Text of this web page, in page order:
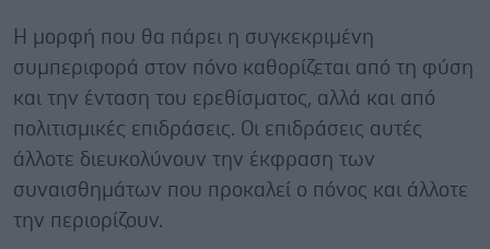
Η μορφή που θα πάρει η συγκεκριμένη
συμπεριφορά στον πόνο καθορίζεται από τη φύση
και την ένταση του ερεθίσματος, αλλά και από
πολιτισμικές επιδράσεις. Οι επιδράσεις αυτές
άλλοτε διευκολύνουν την έκφραση των
συναισθημάτων που προκαλεί ο πόνος και άλλοτε
την περιορίζουν.